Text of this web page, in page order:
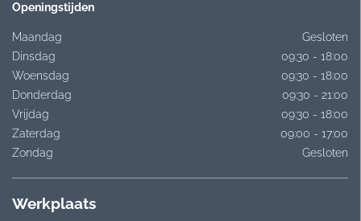
Openingstijden
Maandag
Gesloten
Dinsdag
09:30 - 18:00
Woensdag
09:30 - 18:00
Donderdag
09:30 - 21:00
Vrijdag
09:30 - 18:00
Zaterdag
09:00 - 17:00
Zondag
Gesloten
Werkplaats